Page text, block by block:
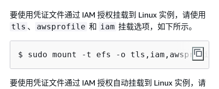
要使用凭证文件通过 IAM 授权挂载到 Linux 实例，请使用
tls 、 awsprofile 和 iam 挂载选项，如下所示。
$ sudo mount -t efs -o
要使用凭证文件通过 IAM 授权自动挂载到 Linux 实例，请